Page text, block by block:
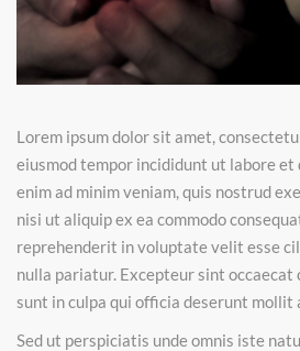
Lorem ipsum dolor sit amet,
eiusmod tempor incididunt ut labore et
enim ad minim veniam, quis nostrud
nisi ut aliquip ex ea commodo
reprehenderit in voluptate velit esse
nulla pariatur. Excepteur sint
sunt in culpa qui officia deserunt mollit
Sed ut perspiciatis unde omnis iste